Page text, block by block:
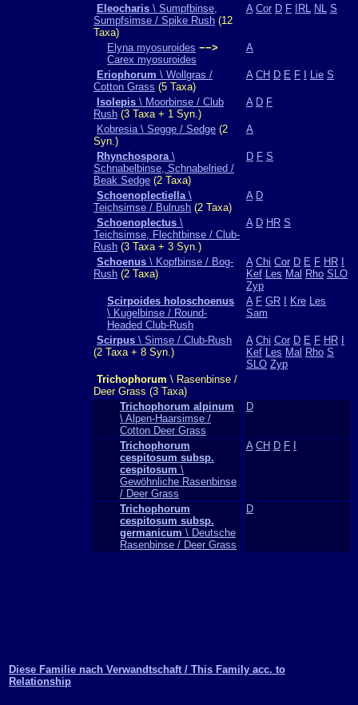
Eleocharis \ Sumpfbinse,
Sumpfsimse / Spike Rush (12
Taxa)
A Cor D F IRL NL S
Elyna myosuroides −−>
Carex myosuroides
A
Eriophorum \ Wollgras /
Cotton Grass (5 Taxa)
A CH D E F Lie S
Isolepis \ Moorbinse / Club
Rush (3 Taxa + 1 Syn.)
A D F
Kobresia \ Segge / Sedge (2
Syn.)
A
Rhynchospora\
Schnabelbinse, Schnabelried /
Beak Sedge (2 Taxa)
D F S
Schoenoplectiella\
Teichsimse / Bulrush (2 Taxa)
A D
Schoenoplectus \
Teichsimse, Flechtbinse / Club-
Rush (3 Taxa + 3 Syn.)
A D HR S
Schoenus \ Kopfbinse / Bog-
Rush (2 Taxa)
A Chi Cor D E F HR
Kef Les Mal Rho SLO
Zyp
Scirpoides holoschoenus
\ Kugelbinse / Round-
Headed Club-Rush
A F GR Kre Les
Sam
Scirpus \ Simse / Club-Rush
(2 Taxa + 8 Syn.)
A Chi Cor D E F HR
Kef Les Mal Rho S
SLO Zyp
Trichophorum \ Rasenbinse /
Deer Grass (3 Taxa)
Trichophorum alpinum
\ Alpen-Haarsimse /
Cotton Deer Grass
D
Trichophorum
cespitosum subsp.
cespitosum \
Gewöhnliche Rasenbinse
/ Deer Grass
A CH D F
Trichophorum
cespitosum subsp.
germanicum \ Deutsche
Rasenbinse / Deer Grass
D
Diese Familie nach Verwandtschaft / This Family acc. to
Relationship